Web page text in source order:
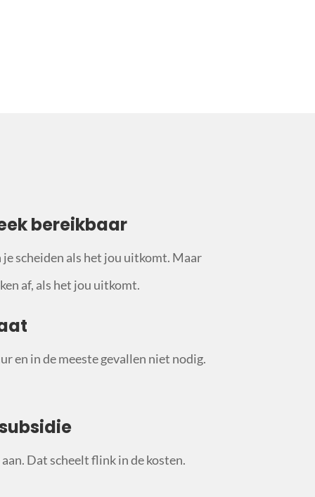
bereikbaar
scheiden als het jou uitkomt. Maar
af, als het jou uitkomt.
en in de meeste gevallen niet nodig.
Dat scheelt flink in de kosten.